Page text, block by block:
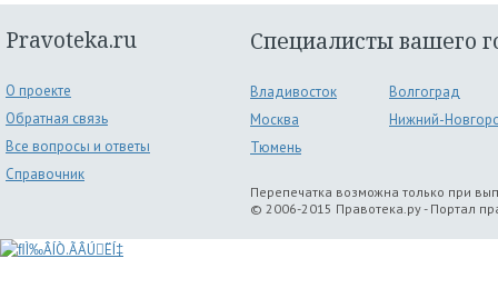
Pravoteka.ru
О проекте
Обратная связь
Все вопросы и ответы
Справочник
Специалисты вашего
Владивосток
Волгоград
Москва
Нижний-
Тюмень
Перепечатка возможна только при
© 2006-2015 Правотека.ру - Портал